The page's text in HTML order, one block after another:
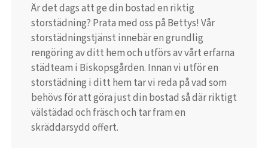
Är det dags att ge din bostad en riktig
storstädning? Prata med oss på Bettys! Vår
storstädningstjänst innebär en grundlig
rengöring av ditt hem och utförs av vårt erfarna
städteam i Biskopsgården. Innan vi utför en
storstädning i ditt hem tar vi reda på vad som
behövs för att göra just din bostad så där riktigt
välstädad och fräsch och tar fram en
skräddarsydd offert.